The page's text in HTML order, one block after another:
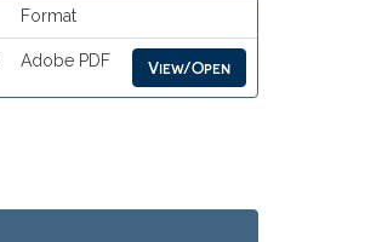
Format
Adobe PDF View/Open